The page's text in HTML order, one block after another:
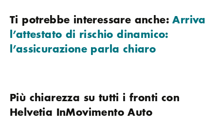
Ti potrebbe interessare anche:Arriva
l’attestato di rischio dinamico:
l’assicurazione parla chiaro
Più chiarezza su tutti i fronti con
Helvetia InMovimento Auto